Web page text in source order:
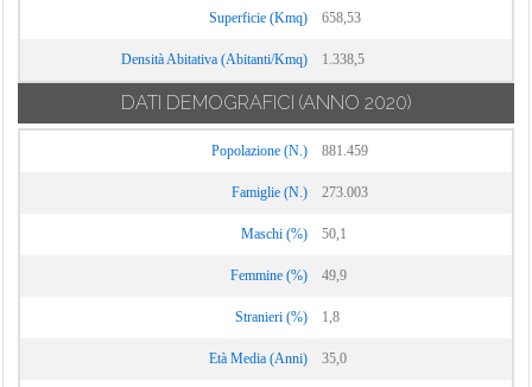
Superficie (Kmq) 658,53
Densità Abitativa (Abitanti/Kmq) 1.338,5
DATI DEMOGRAFICI (ANNO 2020)
Popolazione (N.) 881.459
Famiglie (N.) 273.003
Maschi (%) 50,1
Femmine (%) 49,9
Stranieri (%) 1,8
Età Media (Anni) 35,0